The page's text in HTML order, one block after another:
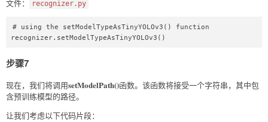
文件： recognizer.py
# using the setModelTypeAsTinyYOLOv3() function
recognizer.setModelTypeAsTinyYOLOv3()
步骤7
现在，我们将调用setModelPath()函数。该函数将接受一个字符串，其中包
含预训练模型的路径。
让我们考虑以下代码片段：